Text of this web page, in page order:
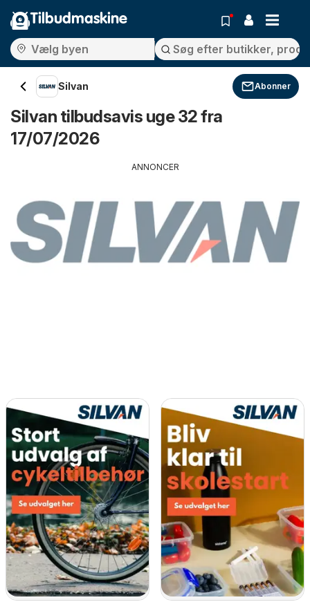
Tilbudmaskine
Silvan Abonner
Silvan tilbudsavis uge 32 fra
17/07/2026
ANNONCER